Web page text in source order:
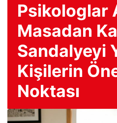
Psikologlar
Masadan
Sandalyeyi
Kişilerin
Noktası